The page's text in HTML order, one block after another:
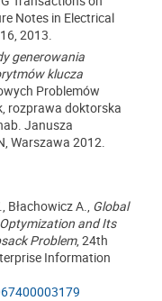
Notes in Electrical
2013.
generowania
klucza
Problemów
rozprawa doktorska
Janusza
Warszawa 2012.
Błachowicz A., Global
and Its
Problem, 24th
Information